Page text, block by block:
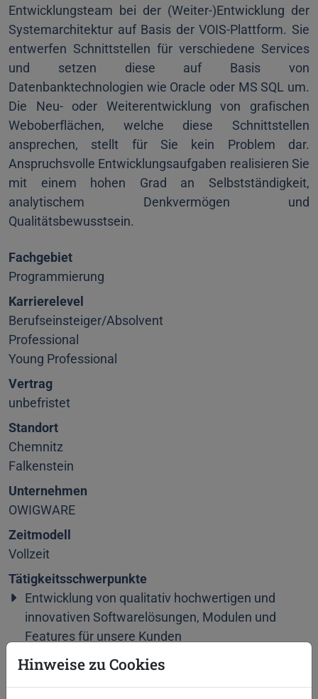
Entwicklungsteam bei der (Weiter-)Entwicklung der
Systemarchitektur auf Basis der VOIS-Plattform. Sie
entwerfen Schnittstellen für verschiedene Services
und setzen diese auf Basis von
Datenbanktechnologien wie Oracle oder MS SQL um.
Die Neu- oder Weiterentwicklung von grafischen
Weboberflächen, welche diese Schnittstellen
ansprechen, stellt für Sie kein Problem dar.
Anspruchsvolle Entwicklungsaufgaben realisieren Sie
mit einem hohen Grad an Selbstständigkeit,
analytischem Denkvermögen und
Qualitätsbewusstsein.
Fachgebiet
Programmierung
Karrierelevel
Berufseinsteiger/Absolvent
Professional
Young Professional
Vertrag
unbefristet
Standort
Chemnitz
Falkenstein
Unternehmen
OWIGWARE
Zeitmodell
Vollzeit
Tätigkeitsschwerpunkte
Entwicklung von qualitativ hochwertigen und
innovativen Softwarelösungen, Modulen und
Features für unsere Kunden
Implementierung und Basistests
Umsetzung neuer Anforderungen und Abbildung
Hinweise zu Cookies